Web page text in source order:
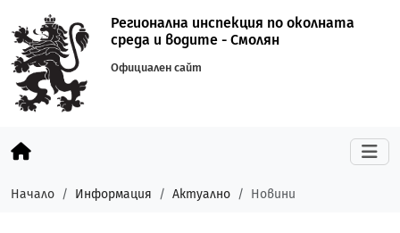
Регионална инспекция по околната
среда и водите - Смолян
Официален сайт
Начало Информация Актуално Новини